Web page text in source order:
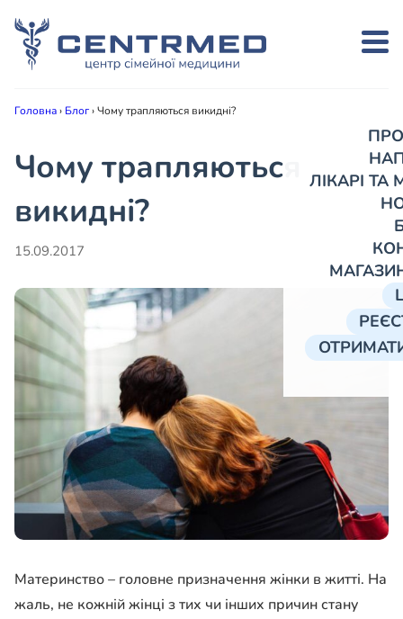
ЛІКАРІ
Головна› Блог›Чому трапляються викидні?
Чому трапляються
викидні?
15.09.2017
Материнство – головне призначення жінки в житті. На
жаль, не кожній жінці з тих чи інших причин стану